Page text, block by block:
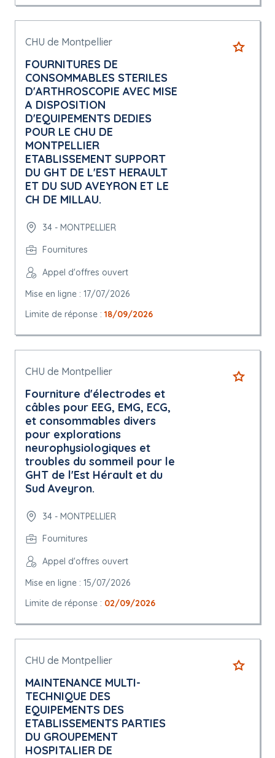
CHU de Montpellier
FOURNITURES DE
CONSOMMABLES STERILES
D'ARTHROSCOPIE AVEC MISE
A DISPOSITION
D'EQUIPEMENTS DEDIES
POUR LE CHU DE
MONTPELLIER
ETABLISSEMENT SUPPORT
DU GHT DE L'EST HERAULT
ET DU SUD AVEYRON ET LE
CH DE MILLAU.
34 - MONTPELLIER
Fournitures
Appel d'offres ouvert
Mise en ligne : 17/07/2026
Limite de réponse : 18/09/2026
CHU de Montpellier
Fourniture d'électrodes et
câbles pour EEG, EMG, ECG,
et consommables divers
pour explorations
neurophysiologiques et
troubles du sommeil pour le
GHT de l'Est Hérault et du
Sud Aveyron.
34 - MONTPELLIER
Fournitures
Appel d'offres ouvert
Mise en ligne : 15/07/2026
Limite de réponse : 02/09/2026
CHU de Montpellier
MAINTENANCE MULTI-
TECHNIQUE DES
EQUIPEMENTS DES
ETABLISSEMENTS PARTIES
DU GROUPEMENT
HOSPITALIER DE